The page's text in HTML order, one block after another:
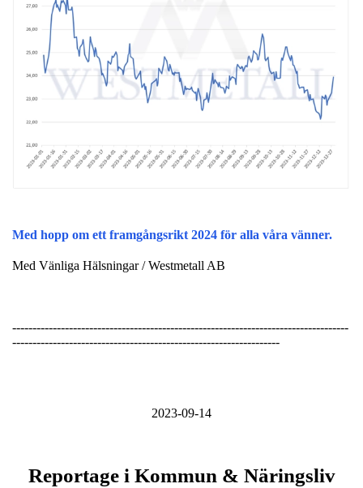
Med hopp om ett framgångsrikt 2024 för alla våra vänner.
Med Vänliga Hälsningar / Westmetall AB
-----------------------------------------------------------------------------------
------------------------------------------------------------------
2023-09-14
Reportage i Kommun & Näringsliv